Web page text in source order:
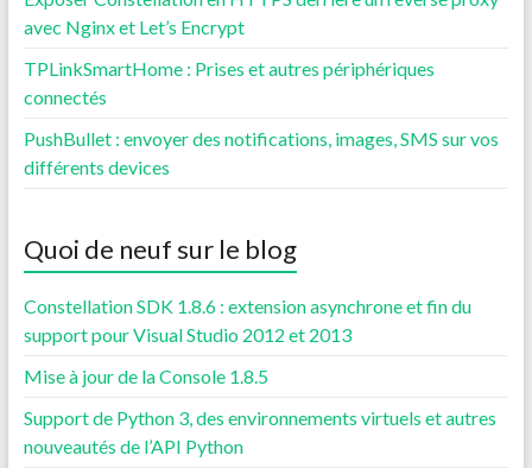
avec Nginx et Let’s Encrypt
TPLinkSmartHome : Prises et autres périphériques
connectés
PushBullet : envoyer des notifications, images, SMS sur vos
différents devices
Quoi de neuf sur le blog
Constellation SDK 1.8.6 : extension asynchrone et fin du
support pour Visual Studio 2012 et 2013
Mise à jour de la Console 1.8.5
Support de Python 3, des environnements virtuels et autres
nouveautés de l’API Python